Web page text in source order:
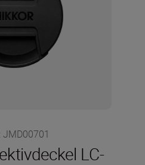
JMD00701
LC-